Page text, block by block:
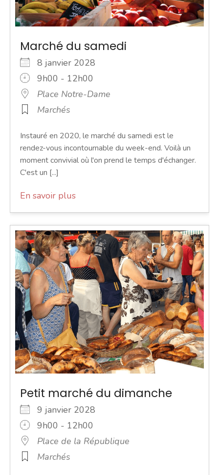
Marché du samedi
8 janvier 2028
9h00 - 12h00
Place Notre-Dame
Marchés
Instauré en 2020, le marché du samedi est le
rendez-vous incontournable du week-end. Voilà un
moment convivial où l'on prend le temps d'échanger.
C'est un [...]
En savoir plus
Petit marché du dimanche
9 janvier 2028
9h00 - 12h00
Place de la République
Marchés